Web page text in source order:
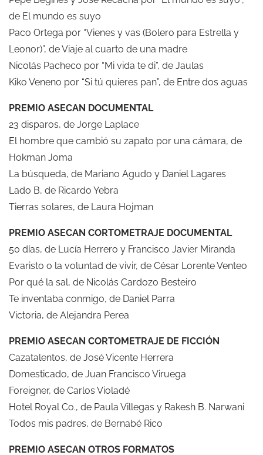
de El mundo es suyo
Paco Ortega por “Vienes y vas (Bolero para Estrella y
Leonor)”, de Viaje al cuarto de una madre
Nicolás Pacheco por “Mi vida te di”, de Jaulas
Kiko Veneno por “Si tú quieres pan”, de Entre dos aguas
PREMIO ASECAN DOCUMENTAL
23 disparos, de Jorge Laplace
El hombre que cambió su zapato por una cámara, de
Hokman Joma
La búsqueda, de Mariano Agudo y Daniel Lagares
Lado B, de Ricardo Yebra
Tierras solares, de Laura Hojman
PREMIO ASECAN CORTOMETRAJE DOCUMENTAL
50 días, de Lucía Herrero y Francisco Javier Miranda
Evaristo o la voluntad de vivir, de César Lorente Venteo
Por qué la sal, de Nicolás Cardozo Besteiro
Te inventaba conmigo, de Daniel Parra
Victoria, de Alejandra Perea
PREMIO ASECAN CORTOMETRAJE DE FICCIÓN
Cazatalentos, de José Vicente Herrera
Domesticado, de Juan Francisco Viruega
Foreigner, de Carlos Violadé
Hotel Royal Co., de Paula Villegas y Rakesh B. Narwani
Todos mis padres, de Bernabé Rico
PREMIO ASECAN OTROS FORMATOS